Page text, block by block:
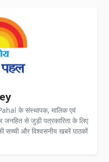
के संस्थापक, मालिक एवं
जनहित से जुड़ी पत्रकारिता के लिए
सच्ची और विश्वसनीय खबरें पाठकों